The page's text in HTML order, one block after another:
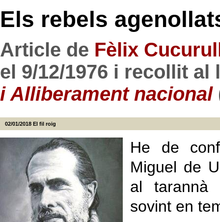
Els rebels
Article de Fèlix
el 9/12/1976 i recollit
i Alliberament nacional
02/01/2018 El fil roig
He de
Miguel de
al tarannà
sovint en